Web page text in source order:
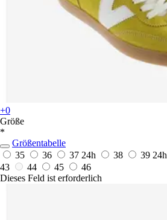
+0
Größe
*
Größentabelle
35
36 37 24h 38 39 24h
43
44 45
46
Dieses Feld ist erforderlich